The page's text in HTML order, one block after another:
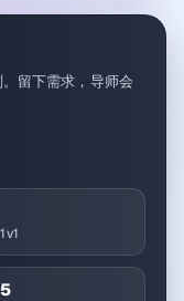
留下需求，导师会